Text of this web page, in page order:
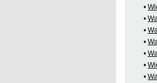
•
•
•
•
•
•
•